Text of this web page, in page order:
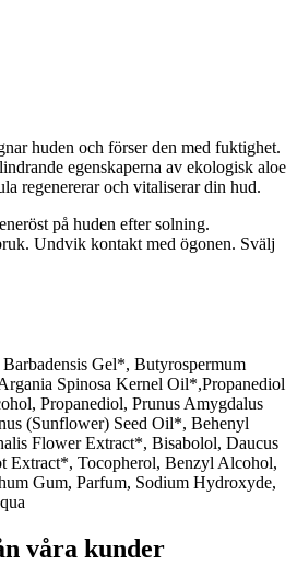
huden och förser den med fuktighet.
egenskaperna av ekologisk aloe
regenererar och vitaliserar din hud.
på huden efter solning.
Undvik kontakt med ögonen. Svälj
Gel*, Butyrospermum
Spinosa Kernel Oil*,Propanediol
Propanediol, Prunus Amygdalus
(Sunflower) Seed Oil*, Behenyl
Flower Extract*, Bisabolol, Daucus
Extract*, Tocopherol, Benzyl Alcohol,
Gum, Parfum, Sodium Hydroxyde,
våra kunder